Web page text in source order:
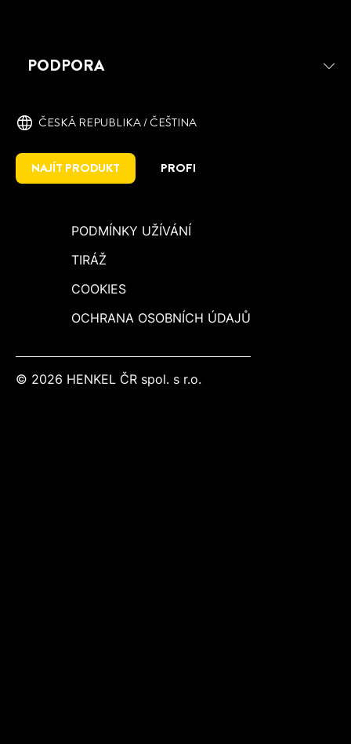
PODPORA
ČESKÁ REPUBLIKA / ČEŠTINA
NAJÍT PRODUKT PROFI
PODMÍNKY UŽÍVÁNÍ
TIRÁŽ
COOKIES
OCHRANA OSOBNÍCH ÚDAJŮ
© 2026 HENKEL ČR spol. s r.o.